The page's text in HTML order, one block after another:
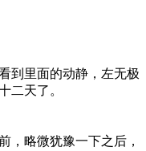
到里面的动静，左无极
二天了。
，略微犹豫一下之后，